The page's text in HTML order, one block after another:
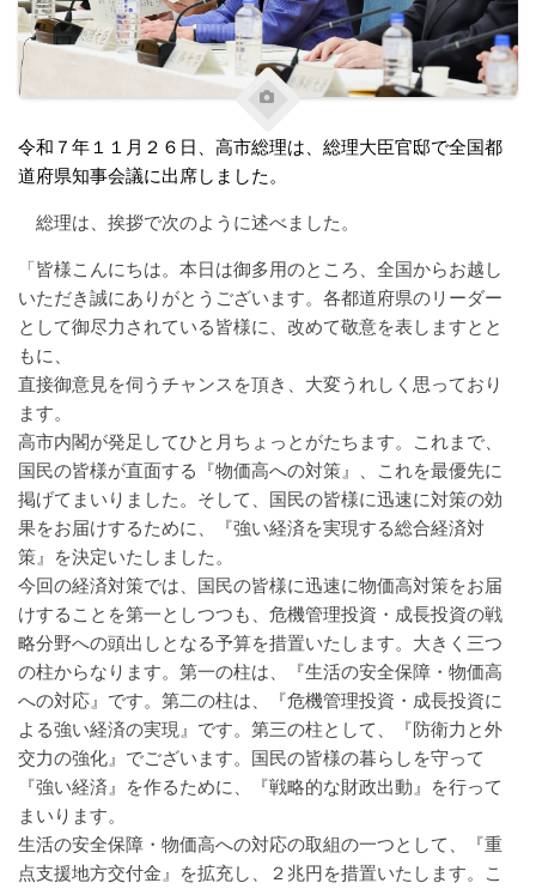
令和７年１１月２６日、高市総理は、総理大臣官邸で全国都
道府県知事会議に出席しました。
総理は、挨拶で次のように述べました。
「皆様こんにちは。本日は御多用のところ、全国からお越し
いただき誠にありがとうございます。各都道府県のリーダー
として御尽力されている皆様に、改めて敬意を表しますとと
もに、
直接御意見を伺うチャンスを頂き、大変うれしく思っており
ます。
高市内閣が発足してひと月ちょっとがたちます。これまで、
国民の皆様が直面する『物価高への対策』、これを最優先に
掲げてまいりました。そして、国民の皆様に迅速に対策の効
果をお届けするために、『強い経済を実現する総合経済対
策』を決定いたしました。
今回の経済対策では、国民の皆様に迅速に物価高対策をお届
けすることを第一としつつも、危機管理投資・成長投資の戦
略分野への頭出しとなる予算を措置いたします。大きく三つ
の柱からなります。第一の柱は、『生活の安全保障・物価高
への対応』です。第二の柱は、『危機管理投資・成長投資に
よる強い経済の実現』です。第三の柱として、『防衛力と外
交力の強化』でございます。国民の皆様の暮らしを守って
『強い経済』を作るために、『戦略的な財政出動』を行って
まいります。
生活の安全保障・物価高への対応の取組の一つとして、『重
点支援地方交付金』を拡充し、２兆円を措置いたします。こ